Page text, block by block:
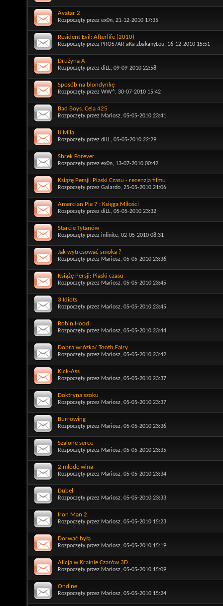
Avatar 2
Rozpoczęty przez ex0n, 21-12-2010 17:35
Resident Evil: Afterlife (2010)
Rozpoczęty przez PRO57AR aKa zbakanyLou, 16-12-2010 15:51
Drużyna A
Rozpoczęty przez diLL, 09-09-2010 22:58
Sposób na blondynkę
Rozpoczęty przez WW^, 30-07-2010 15:42
Bad Boys. Cela 425
Rozpoczęty przez Mariosz, 05-05-2010 23:41
8 Mila
Rozpoczęty przez diLL, 05-05-2010 22:29
Shrek Forever
Rozpoczęty przez ex0n, 13-07-2010 00:42
Książę Persji: Piaski Czasu - recenzja filmu
Rozpoczęty przez Galardo, 25-05-2010 21:06
Amercian Pie 7 : Księga Miłości
Rozpoczęty przez diLL, 05-05-2010 23:32
Starcie Tytanów
Rozpoczęty przez infinite, 02-05-2010 08:31
Jak wytresować smoka ?
Rozpoczęty przez Mariosz, 05-05-2010 23:36
Książę Persji: Piaski czasu
Rozpoczęty przez Mariosz, 05-05-2010 23:45
3 Idiots
Rozpoczęty przez Mariosz, 05-05-2010 23:45
Robin Hood
Rozpoczęty przez Mariosz, 05-05-2010 23:44
Dobra wróżka/ Tooth Fairy
Rozpoczęty przez Mariosz, 05-05-2010 23:42
Kick-Ass
Rozpoczęty przez Mariosz, 05-05-2010 23:37
Doktryna szoku
Rozpoczęty przez Mariosz, 05-05-2010 23:37
Burrowing
Rozpoczęty przez Mariosz, 05-05-2010 23:36
Szalone serce
Rozpoczęty przez Mariosz, 05-05-2010 23:35
2 młode wina
Rozpoczęty przez Mariosz, 05-05-2010 23:34
Dubel
Rozpoczęty przez Mariosz, 05-05-2010 23:33
Iron Man 2
Rozpoczęty przez Mariosz, 05-05-2010 15:23
Dorwać byłą
Rozpoczęty przez Mariosz, 05-05-2010 15:19
Alicja w Krainie Czarów 3D
Rozpoczęty przez Mariosz, 05-05-2010 15:09
Ondine
Rozpoczęty przez Mariosz, 05-05-2010 15:24